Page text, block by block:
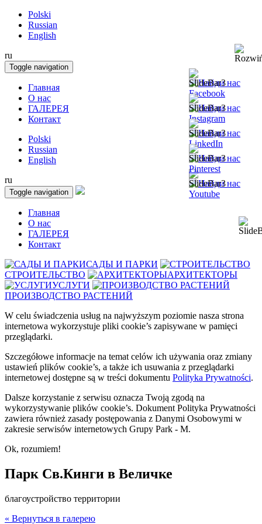
Polski
Russian
English
ru
Toggle navigation
Главная
О нас
ГАЛЕРЕЯ
Контакт
Polski
Russian
English
ru
Toggle navigation
Главная
О нас
ГАЛЕРЕЯ
Контакт
САДЫ И ПАРКИ
СТРОИТЕЛЬСТВО
АРХИТЕКТОРЫ
УСЛУГИ
ПРОИЗВОДСТВО РАСТЕНИЙ
W celu świadczenia usług na najwyższym poziomie nasza strona
internetowa wykorzystuje pliki cookie’s zapisywane w pamięci
przeglądarki.
Szczegółowe informacje na temat celów ich używania oraz zmiany
ustawień plików cookie’s, a także ich usuwania z przeglądarki
internetowej dostępne są w treści dokumentu Polityka Prywatności.
Dalsze korzystanie z serwisu oznacza Twoją zgodą na
wykorzystywanie plików cookie’s. Dokument Polityka Prywatności
zawiera również zasady postępowania z Danymi Osobowymi w
zakresie serwisów internetowych Grupy Park - M.
Ok, rozumiem!
Парк Св.Кинги в Величке
благоустройство территории
« Вернуться в галерею